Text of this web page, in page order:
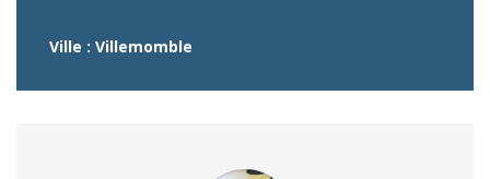
Ville : Villemomble